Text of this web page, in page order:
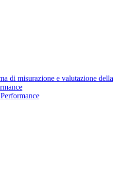
di misurazione e valutazione della